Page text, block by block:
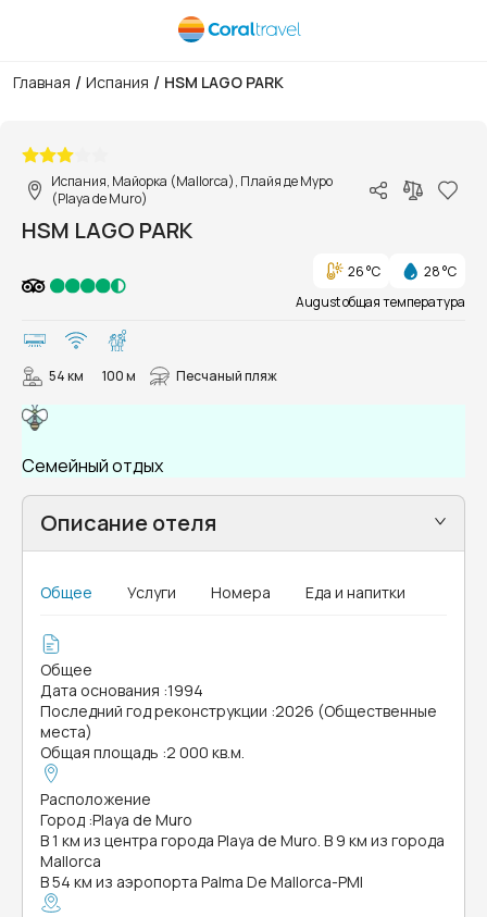
Главная / Испания / HSM LAGO PARK
Испания, Майорка (Mallorca), Плайя де Муро
(Playa de Muro)
HSM LAGO PARK
26 °C
28 °C
August общая температура
54 км 100 м Песчаный пляж
Семейный отдых
Описание отеля
Общее Услуги Номера Еда и напитки
Общее
Дата основания :1994
Последний год реконструкции :2026 (Общественные
места)
Общая площадь :2 000 кв.м.
Расположение
Город :Playa de Muro
В 1 км из центра города Playa de Muro. В 9 км из города
Mallorca
В 54 км из аэропорта Palma De Mallorca-PMI